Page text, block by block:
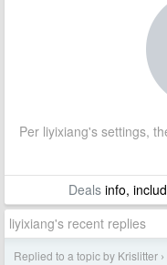
Per liyixiang's settings,
Dealsinfo,
liyixiang's recent replies
Replied to a topic by Krislitter ›